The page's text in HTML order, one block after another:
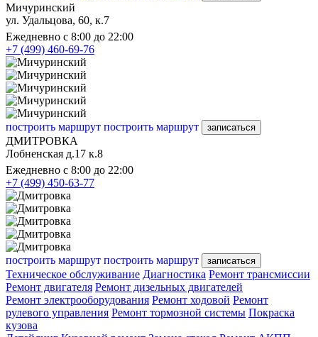
Мичуринский
ул. Удальцова, 60, к.7
Ежедневно с 8:00 до 22:00
+7 (499) 460-69-76
построить маршрут построить маршрут записаться
ДМИТРОВКА
Лобненская д.17 к.8
Ежедневно с 8:00 до 22:00
+7 (499) 450-63-77
построить маршрут построить маршрут записаться
Техническое обслуживание Диагностика Ремонт трансмиссии
Ремонт двигателя Ремонт дизельных двигателей
Ремонт электрооборудования Ремонт ходовой Ремонт
рулевого управления Ремонт тормозной системы Покраска
кузова